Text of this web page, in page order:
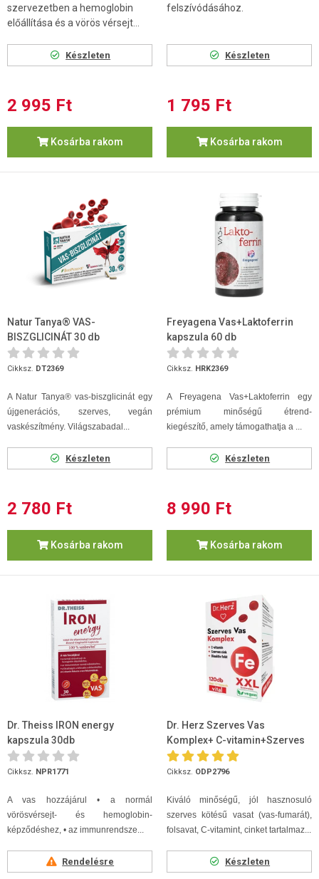
szervezetben a hemoglobin
előállítása és a vörös vérsejt...
Készleten
2 995 Ft
Kosárba rakom
felszívódásához.
Készleten
1 795 Ft
Kosárba rakom
Natur Tanya® VAS-
BISZGLICINÁT 30 db
Cikksz. DT2369
A Natur Tanya® vas-biszglicinát egy
újgenerációs, szerves, vegán
vaskészítmény. Világszabadal...
Készleten
2 780 Ft
Kosárba rakom
Freyagena Vas+Laktoferrin
kapszula 60 db
Cikksz. HRK2369
A Freyagena Vas+Laktoferrin egy
prémium minőségű étrend-
kiegészítő, amely támogathatja a ...
Készleten
8 990 Ft
Kosárba rakom
Dr. Theiss IRON energy
kapszula 30db
Cikksz. NPR1771
A vas hozzájárul • a normál
vörösvérsejt- és hemoglobin-
képződéshez, • az immunrendsze...
Rendelésre
Dr. Herz Szerves Vas
Komplex+ C-vitamin+Szerves
cink+Folát kapszula doboz XXL
Cikksz. ODP2796
Kiváló minőségű, jól hasznosuló
szerves kötésű vasat (vas-fumarát),
folsavat, C-vitamint, cinket tartalmaz...
Készleten